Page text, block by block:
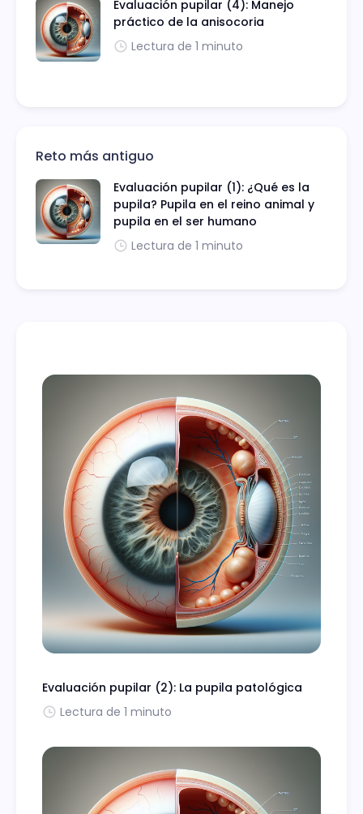
Evaluación pupilar (4): Manejo
práctico de la anisocoria
Lectura de 1 minuto
Reto más antiguo
Evaluación pupilar (1): ¿Qué es la
pupila? Pupila en el reino animal y
pupila en el ser humano
Lectura de 1 minuto
Evaluación pupilar (2): La pupila patológica
Lectura de 1 minuto